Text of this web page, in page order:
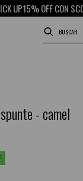
CON SCOTIABANK
- camel